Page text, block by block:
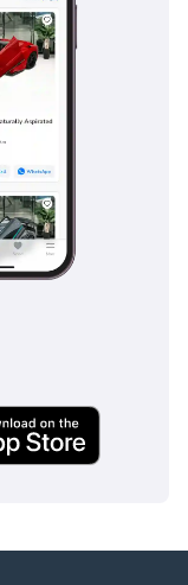
____________________
الشهري) مصممة
طلاء سيراميك
الجرافين (10H): حماية
عزل حراري بنسبة
99% مناسب لمناخ
الإمارات. • حماية
باقة إصلاح ذكية: